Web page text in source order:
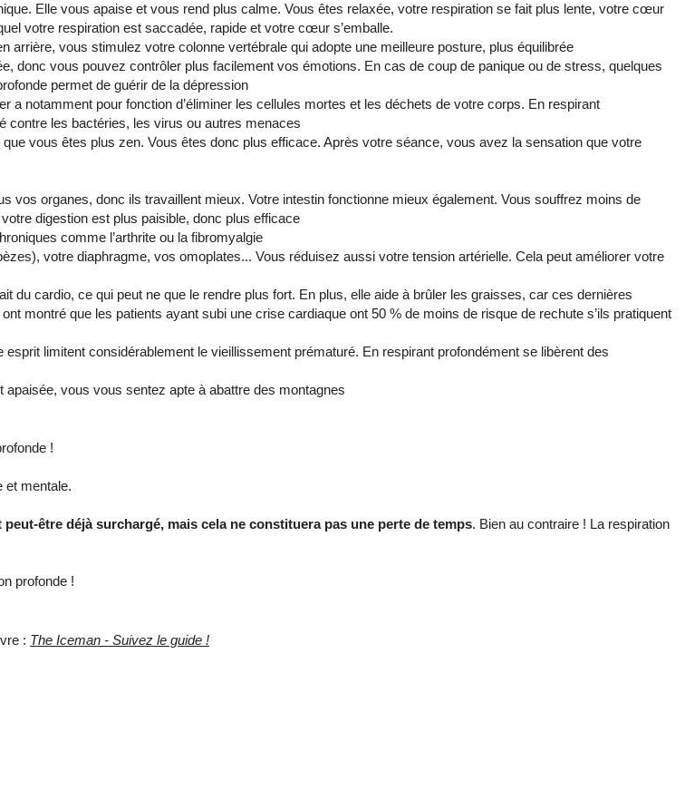
Elle vous apaise et vous rend plus calme. Vous êtes relaxée, votre respiration se fait plus lente, votre cœur
votre respiration est saccadée, rapide et votre cœur s’emballe.
arrière, vous stimulez votre colonne vertébrale qui adopte une meilleure posture, plus équilibrée
donc vous pouvez contrôler plus facilement vos émotions. En cas de coup de panique ou de stress, quelques
permet de guérir de la dépression
a notamment pour fonction d’éliminer les cellules mortes et les déchets de votre corps. En respirant
contre les bactéries, les virus ou autres menaces
vous êtes plus zen. Vous êtes donc plus efficace. Après votre séance, vous avez la sensation que votre
vos organes, donc ils travaillent mieux. Votre intestin fonctionne mieux également. Vous souffrez moins de
digestion est plus paisible, donc plus efficace
comme l’arthrite ou la fibromyalgie
votre diaphragme, vos omoplates... Vous réduisez aussi votre tension artérielle. Cela peut améliorer votre
du cardio, ce qui peut ne que le rendre plus fort. En plus, elle aide à brûler les graisses, car ces dernières
montré que les patients ayant subi une crise cardiaque ont 50 % de moins de risque de rechute s’ils pratiquent
limitent considérablement le vieillissement prématuré. En respirant profondément se libèrent des
apaisée, vous vous sentez apte à abattre des montagnes
!
et mentale.
être déjà surchargé, mais cela ne constituera pas une perte de temps. Bien au contraire ! La respiration
profonde !
: The Iceman - Suivez le guide !